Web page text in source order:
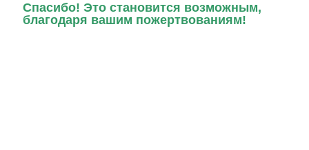
Спасибо! Это становится возможным,
благодаря вашим пожертвованиям!